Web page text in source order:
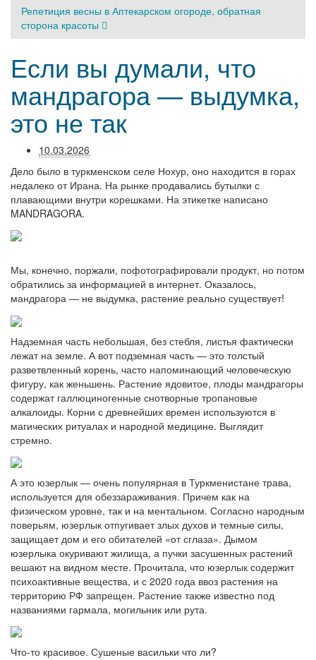
Репетиция весны в Аптекарском огороде, обратная
сторона красоты
Если вы думали, что
мандрагора — выдумка,
это не так
10.03.2026
Дело было в туркменском селе Нохур, оно находится в горах
недалеко от Ирана. На рынке продавались бутылки с
плавающими внутри корешками. На этикетке написано
MANDRAGORA.
Мы, конечно, поржали, пофотографировали продукт, но потом
обратились за информацией в интернет. Оказалось,
мандрагора — не выдумка, растение реально существует!
Надземная часть небольшая, без стебля, листья фактически
лежат на земле. А вот подземная часть — это толстый
разветвленный корень, часто напоминающий человеческую
фигуру, как женьшень. Растение ядовитое, плоды мандрагоры
содержат галлюциногенные снотворные тропановые
алкалоиды. Корни с древнейших времен используются в
магических ритуалах и народной медицине. Выглядит
стремно.
А это юзерлык — очень популярная в Туркменистане трава,
используется для обеззараживания. Причем как на
физическом уровне, так и на ментальном. Согласно народным
поверьям, юзерлык отпугивает злых духов и темные силы,
защищает дом и его обитателей «от сглаза». Дымом
юзерлыка окуривают жилища, а пучки засушенных растений
вешают на видном месте. Прочитала, что юзерлык содержит
психоактивные вещества, и с 2020 года ввоз растения на
территорию РФ запрещен. Растение также известно под
названиями гармала, могильник или рута.
Что-то красивое. Сушеные васильки что ли?